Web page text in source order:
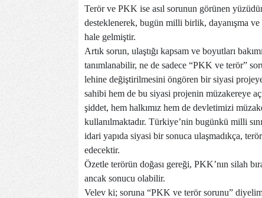
Terör ve PKK ise asıl sorunun görünen
desteklenerek, bugün milli birlik, dayanışma
hale gelmiştir.
Artık sorun, ulaştığı kapsam ve boyutları
tanımlanabilir, ne de sadece “PKK ve terör”
lehine değiştirilmesini öngören bir siyasi
sahibi hem de bu siyasi projenin müzakereye
şiddet, hem halkımız hem de devletimizi
kullanılmaktadır. Türkiye’nin bugünkü milli
idari yapıda siyasi bir sonuca ulaşmadıkça,
edecektir.
Özetle terörün doğası gereği, PKK’nın silah
ancak sonucu olabilir.
Velev ki; soruna “PKK ve terör sorunu”